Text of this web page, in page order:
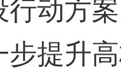
行动方
步提升